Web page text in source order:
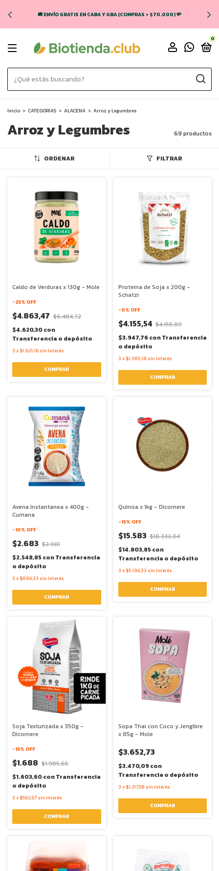
🚚 ENVÍO GRATIS EN CABA Y GBA (COMPRAS + $70.000) 💸
0
Inicio > CATEGORIAS > ALACENA > Arroz y Legumbres
Arroz y Legumbres 69 productos
ORDENAR FILTRAR
Caldo de Verduras x 130g - Mole
-25% OFF
$4.863,47 $6.484,72
$4.620,30con
Transferencia o depósito
3 x $1.621,16 sin interés
Proteina de Soja x 200g -
Schatzi
-0% OFF
$4.155,54 $4.155,89
$3.947,76conTransferencia
o depósito
3 x $1.385,18 sin interés
Avena Instantanea x 400g -
Cumana
-10% OFF
$2.683 $2.981
$2.548,85conTransferencia
o depósito
3 x $894,33 sin interés
Quinoa x 1kg - Dicomere
-15% OFF
$15.583 $18.333,04
$14.803,85con
Transferencia o depósito
3 x $5.194,33 sin interés
Soja Texturizada x 350g -
Dicomere
-15% OFF
$1.688 $1.985,65
$1.603,60conTransferencia
o depósito
3 x $562,67 sin interés
Sopa Thai con Coco y Jengibre
x 85g - Mole
$3.652,73
$3.470,09con
Transferencia o depósito
3 x $1.217,58 sin interés